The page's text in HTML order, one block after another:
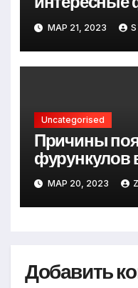
и путь к
МАР 21, 2023
Uncategorised
Причины
фурункулов
МАР 20, 2023
Добавить